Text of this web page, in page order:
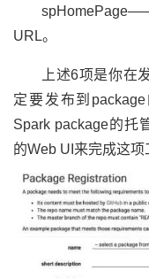
URL。
上述6项是你在
定要发布到
Spark package的托
的Web UI来完成这项